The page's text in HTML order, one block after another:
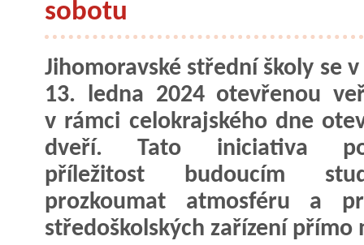
sobotu
Jihomoravské střední školy se
13. ledna 2024 otevřenou
v rámci celokrajského dne
dveří. Tato iniciativa
příležitost budoucím
prozkoumat atmosféru a
středoškolských zařízení přímo